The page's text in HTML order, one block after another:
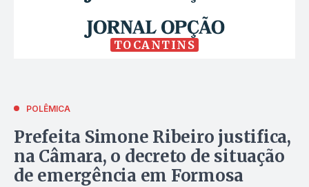
TOCANTINS
POLÊMICA
Prefeita Simone Ribeiro justifica,
na Câmara, o decreto de situação
de emergência em Formosa